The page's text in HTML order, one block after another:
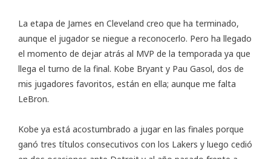
La etapa de James en Cleveland creo que ha terminado,
aunque el jugador se niegue a reconocerlo. Pero ha llegado
el momento de dejar atrás al MVP de la temporada ya que
llega el turno de la final. Kobe Bryant y Pau Gasol, dos de
mis jugadores favoritos, están en ella; aunque me falta
LeBron.
Kobe ya está acostumbrado a jugar en las finales porque
ganó tres títulos consecutivos con los Lakers y luego cedió